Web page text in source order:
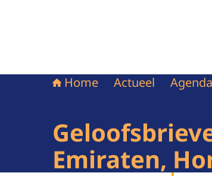
Home Actueel Agenda
Emiraten,